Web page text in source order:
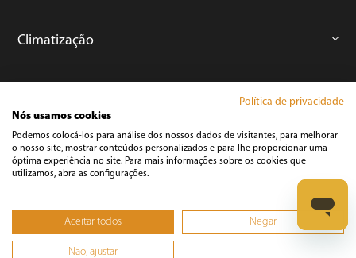
Climatização
Cuidados Pessoais
Ferramentas
Política de privacidade
Nós usamos cookies
Podemos colocá-los para análise dos nossos dados de visitantes, para melhorar
o nosso site, mostrar conteúdos personalizados e para lhe proporcionar uma
óptima experiência no site. Para mais informações sobre os cookies que
utilizamos, abra as configurações.
Aceitar todos Negar
Não, ajustar